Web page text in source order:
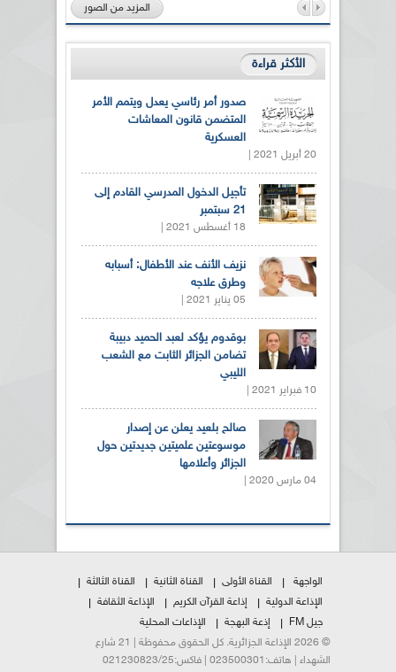
المزيد من الصور
الأكثر قراءة
صدور أمر رئاسي يعدل ويتمم الأمر
المتضمن قانون المعاشات
العسكرية
20 أبريل 2021 |
تأجيل الدخول المدرسي القادم إلى
21 سبتمبر
18 أغسطس 2021 |
نزيف الأنف عند الأطفال: أسبابه
وطرق علاجه
05 يناير 2021 |
بوقدوم يؤكد لعبد الحميد دبيبة
تضامن الجزائر الثابت مع الشعب
الليبي
10 فبراير 2021 |
صالح بلعيد يعلن عن إصدار
موسوعتين علميتين جديدتين حول
الجزائر وأعلامها
04 مارس 2020 |
الواجهة القناة الأولى القناة الثانية
القناة الثالثة
الإذاعة الدولية
إذاعة القرآن الكريم
الإذاعة الثقافة
جيل FM
إذعة البهجة
الإذاعات المحلية
© 2026 الإذاعة الجزائرية. كل الحقوق محفوظة | 21 شارع
الشهداء | هاتف:023500301 | فاكس:021230823/25